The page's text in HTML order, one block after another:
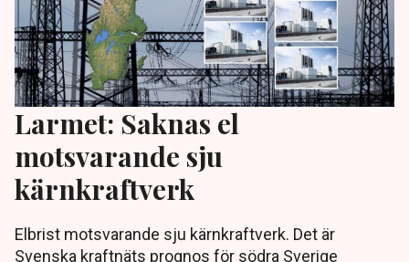
Larmet: Saknas el
motsvarande sju
kärnkraftverk
Elbrist motsvarande sju kärnkraftverk. Det är
Svenska kraftnäts prognos för södra Sverige